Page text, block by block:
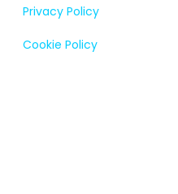
Privacy Policy
Cookie Policy